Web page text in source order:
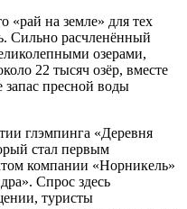
«рай на земле» для тех
Сильно расчленённый
озерами,
22 тысяч озёр, вместе
пресной воды
глэмпинга «Деревня
стал первым
компании «Норникель»
Спрос здесь
туристы